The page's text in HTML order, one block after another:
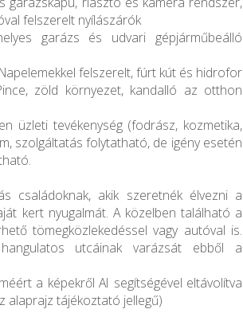
felszerelt nyílászárók
garázs és udvari gépjárműbeálló
felszerelt, fúrt kút és hidrofor
zöld környezet, kandalló az otthon
üzleti tevékenység (fodrász, kozmetika,
szolgáltatás folytatható, de igény esetén
családoknak, akik szeretnék élvezni a
kert nyugalmát. A közelben található a
tömegközlekedéssel vagy autóval is.
utcáinak varázsát ebből a
a képekről AI segítségével eltávolítva
alaprajz tájékoztató jellegű)